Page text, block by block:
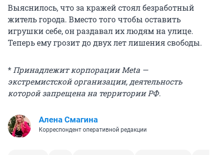
Выяснилось, что за кражей стоял безработный
житель города. Вместо того чтобы оставить
игрушки себе, он раздавал их людям на улице.
Теперь ему грозит до двух лет лишения свободы.
*Принадлежит корпорации Meta —
экстремистской организации, деятельность
которой запрещена на территории РФ.
Алена Смагина
Корреспондент оперативной редакции